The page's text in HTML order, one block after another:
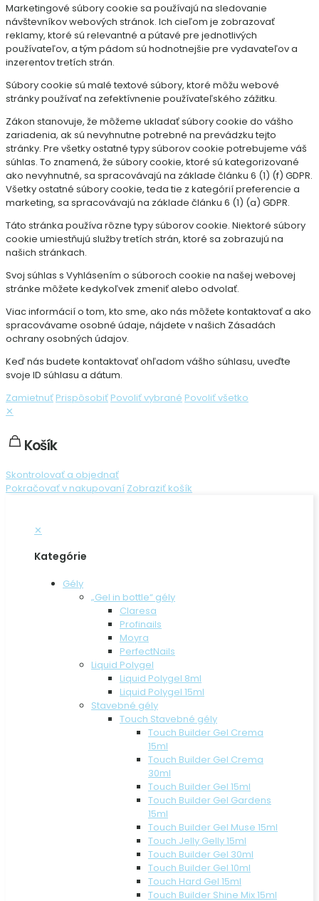
Marketingové súbory cookie sa používajú na sledovanie
návštevníkov webových stránok. Ich cieľom je zobrazovať
reklamy, ktoré sú relevantné a pútavé pre jednotlivých
používateľov, a tým pádom sú hodnotnejšie pre vydavateľov a
inzerentov tretích strán.
Súbory cookie sú malé textové súbory, ktoré môžu webové
stránky používať na zefektívnenie používateľského zážitku.
Zákon stanovuje, že môžeme ukladať súbory cookie do vášho
zariadenia, ak sú nevyhnutne potrebné na prevádzku tejto
stránky. Pre všetky ostatné typy súborov cookie potrebujeme váš
súhlas. To znamená, že súbory cookie, ktoré sú kategorizované
ako nevyhnutné, sa spracovávajú na základe článku 6 (1) (f) GDPR.
Všetky ostatné súbory cookie, teda tie z kategórií preferencie a
marketing, sa spracovávajú na základe článku 6 (1) (a) GDPR.
Táto stránka používa rôzne typy súborov cookie. Niektoré súbory
cookie umiestňujú služby tretích strán, ktoré sa zobrazujú na
našich stránkach.
Svoj súhlas s Vyhlásením o súboroch cookie na našej webovej
stránke môžete kedykoľvek zmeniť alebo odvolať.
Viac informácií o tom, kto sme, ako nás môžete kontaktovať a ako
spracovávame osobné údaje, nájdete v našich Zásadách
ochrany osobných údajov.
Keď nás budete kontaktovať ohľadom vášho súhlasu, uveďte
svoje ID súhlasu a dátum.
Zamietnuť Prispôsobiť Povoliť vybrané Povoliť všetko
✕
Košík
Skontrolovať a objednať
Pokračovať v nakupovaní Zobraziť košík
✕
Kategórie
Gély
„Gel in bottle“ gély
Claresa
Profinails
Moyra
PerfectNails
Liquid Polygel
Liquid Polygel 8ml
Liquid Polygel 15ml
Stavebné gély
Touch Stavebné gély
Touch Builder Gel Crema
15ml
Touch Builder Gel Crema
30ml
Touch Builder Gel 15ml
Touch Builder Gel Gardens
15ml
Touch Builder Gel Muse 15ml
Touch Jelly Gelly 15ml
Touch Builder Gel 30ml
Touch Builder Gel 10ml
Touch Hard Gel 15ml
Touch Builder Shine Mix 15ml